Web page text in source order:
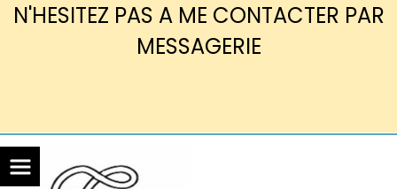
N'HESITEZ PAS A ME CONTACTER PAR
MESSAGERIE